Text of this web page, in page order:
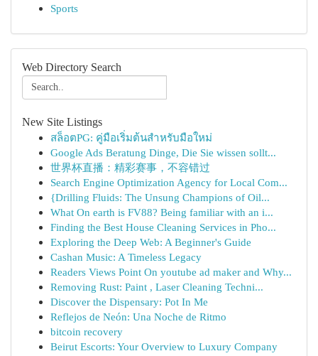
Sports
Web Directory Search
New Site Listings
สล็อตPG: คู่มือเริ่มต้นสำหรับมือใหม่
Google Ads Beratung Dinge, Die Sie wissen sollt...
世界杯直播：精彩赛事，不容错过
Search Engine Optimization Agency for Local Com...
{Drilling Fluids: The Unsung Champions of Oil...
What On earth is FV88? Being familiar with an i...
Finding the Best House Cleaning Services in Pho...
Exploring the Deep Web: A Beginner's Guide
Cashan Music: A Timeless Legacy
Readers Views Point On youtube ad maker and Why...
Removing Rust: Paint , Laser Cleaning Techni...
Discover the Dispensary: Pot In Me
Reflejos de Neón: Una Noche de Ritmo
bitcoin recovery
Beirut Escorts: Your Overview to Luxury Company